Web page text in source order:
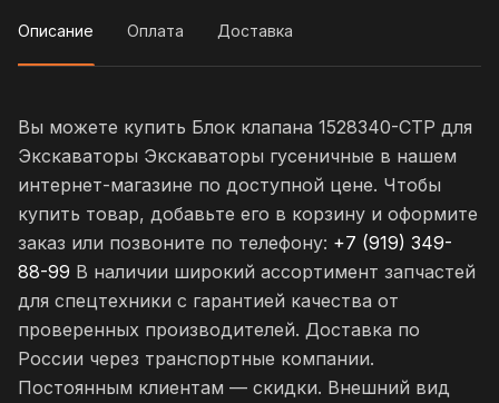
Описание Оплата Доставка
Вы можете купить Блок клапана 1528340-CTP для
Экскаваторы Экскаваторы гусеничные в нашем
интернет-магазине по доступной цене. Чтобы
купить товар, добавьте его в корзину и оформите
заказ или позвоните по телефону: +7 (919) 349-
88-99 В наличии широкий ассортимент запчастей
для спецтехники с гарантией качества от
проверенных производителей. Доставка по
России через транспортные компании.
Постоянным клиентам — скидки. Внешний вид